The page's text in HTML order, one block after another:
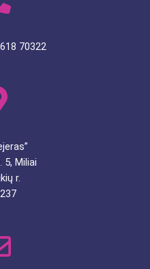
70322
5, Miliai
r.